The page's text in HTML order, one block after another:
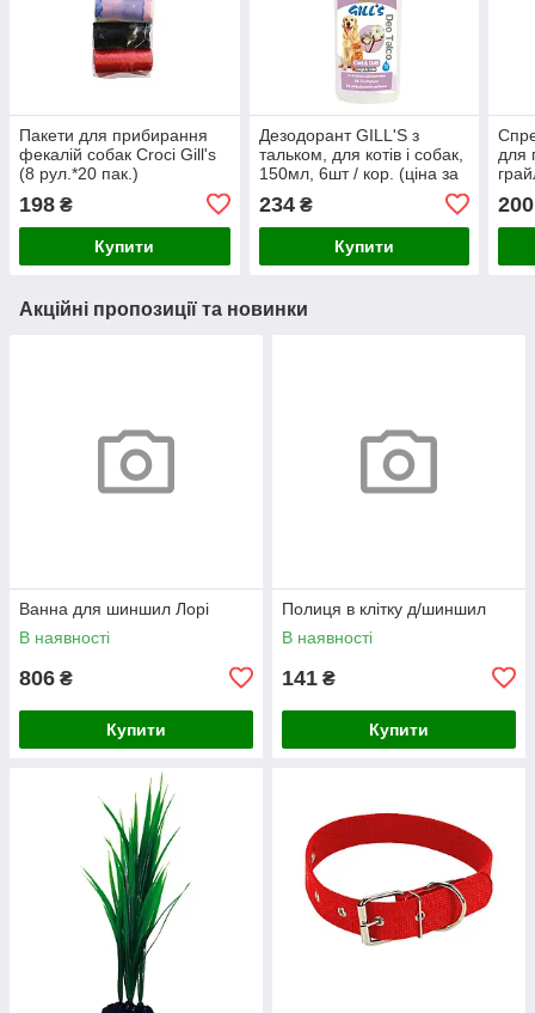
Пакети для прибирання
фекалій собак Croci Gill's
(8 рул.*20 пак.)
198 ₴
Купити
Дезодорант GILL'S з
тальком, для котів і собак,
150мл, 6шт / кор. (ціна за
234₴
Купити
для
200
Акційні пропозиції та новинки
Ванна для шиншил Лорі
В наявності
806 ₴
Купити
Полиця в клітку д/шиншил
В наявності
141 ₴
Купити